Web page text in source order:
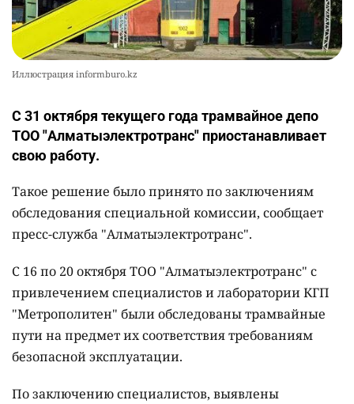
Иллюстрация informburo.kz
С 31 октября текущего года трамвайное депо
ТОО "Алматыэлектротранс" приостанавливает
свою работу.
Такое решение было принято по заключениям
обследования специальной комиссии, сообщает
пресс-служба "Алматыэлектротранс".
С 16 по 20 октября ТОО "Алматыэлектротранс" с
привлечением специалистов и лаборатории КГП
"Метрополитен" были обследованы трамвайные
пути на предмет их соответствия требованиям
безопасной эксплуатации.
По заключению специалистов, выявлены